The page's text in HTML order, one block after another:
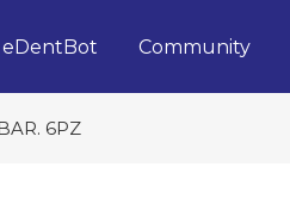
eDentBot Community
6PZ